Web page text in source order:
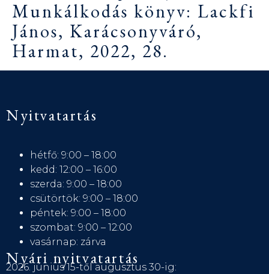
Munkálkodás könyv: Lackfi
János, Karácsonyváró,
Harmat, 2022, 28.
Nyitvatartás
hétfő: 9:00 – 18:00
kedd: 12:00 – 16:00
szerda: 9:00 – 18:00
csütörtök: 9:00 – 18:00
péntek: 9:00 – 18:00
szombat: 9:00 – 12:00
vasárnap: zárva
Nyári nyitvatartás
2026. június 15-től augusztus 30-ig: